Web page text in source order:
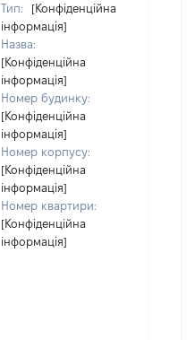
Тип:
[Конфіденційна
інформація]
Назва:
[Конфіденційна
інформація]
Номер будинку:
[Конфіденційна
інформація]
Номер корпусу:
[Конфіденційна
інформація]
Номер квартири:
[Конфіденційна
інформація]